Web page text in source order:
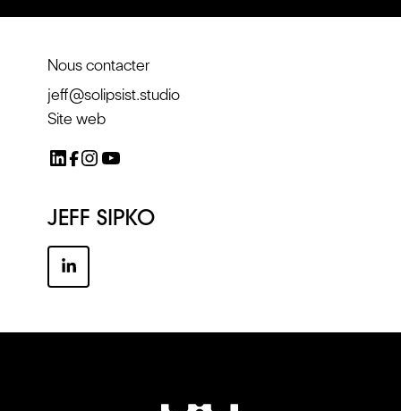
Nous contacter
jeff@solipsist.studio
Site web
JEFF SIPKO